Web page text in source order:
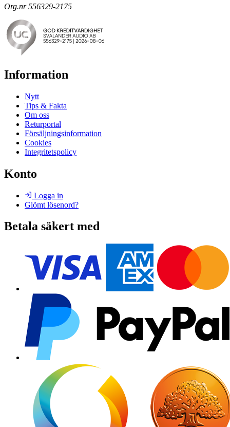
Org.nr 556329-2175
Information
Nytt
Tips & Fakta
Om oss
Returportal
Försäljningsinformation
Cookies
Integritetspolicy
Konto
Logga in
Glömt lösenord?
Betala säkert med